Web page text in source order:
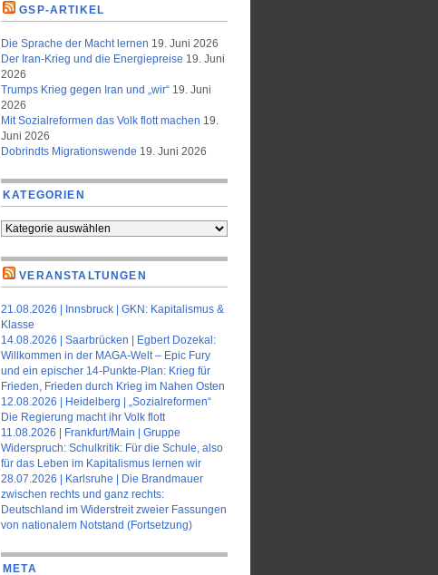
GSP-ARTIKEL
Die Sprache der Macht lernen 19. Juni 2026
Der Iran-Krieg und die Energiepreise 19. Juni
2026
Trumps Krieg gegen Iran und „wir“ 19. Juni
2026
Mit Sozialreformen das Volk flott machen 19.
Juni 2026
Dobrindts Migrationswende 19. Juni 2026
KATEGORIEN
Kategorien
VERANSTALTUNGEN
21.08.2026 | Innsbruck | GKN: Kapitalismus &
Klasse
14.08.2026 | Saarbrücken | Egbert Dozekal:
Willkommen in der MAGA-Welt – Epic Fury
und ein epischer 14-Punkte-Plan: Krieg für
Frieden, Frieden durch Krieg im Nahen Osten
12.08.2026 | Heidelberg | „Sozialreformen“
Die Regierung macht ihr Volk flott
11.08.2026 | Frankfurt/Main | Gruppe
Widerspruch: Schulkritik: Für die Schule, also
für das Leben im Kapitalismus lernen wir
28.07.2026 | Karlsruhe | Die Brandmauer
zwischen rechts und ganz rechts:
Deutschland im Widerstreit zweier Fassungen
von nationalem Notstand (Fortsetzung)
META